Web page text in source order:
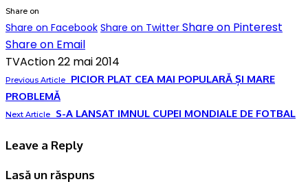
Share on
Share on Facebook Share on Twitter Share on Pinterest
Share on Email
TVAction22 mai 2014
Previous Article
PICIOR PLAT CEA MAI POPULARĂ ȘI MARE
PROBLEMĂ
Next Article S-A LANSAT IMNUL CUPEI MONDIALE DE FOTBAL
Leave a Reply
Lasă un răspuns